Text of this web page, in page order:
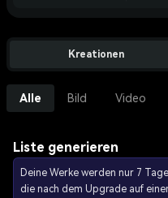
Kreationen
Alle Bild Video
Liste generieren
Deine Werke werden nur 7
die nach dem Upgrade auf